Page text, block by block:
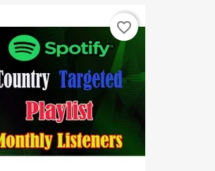
favorite_border